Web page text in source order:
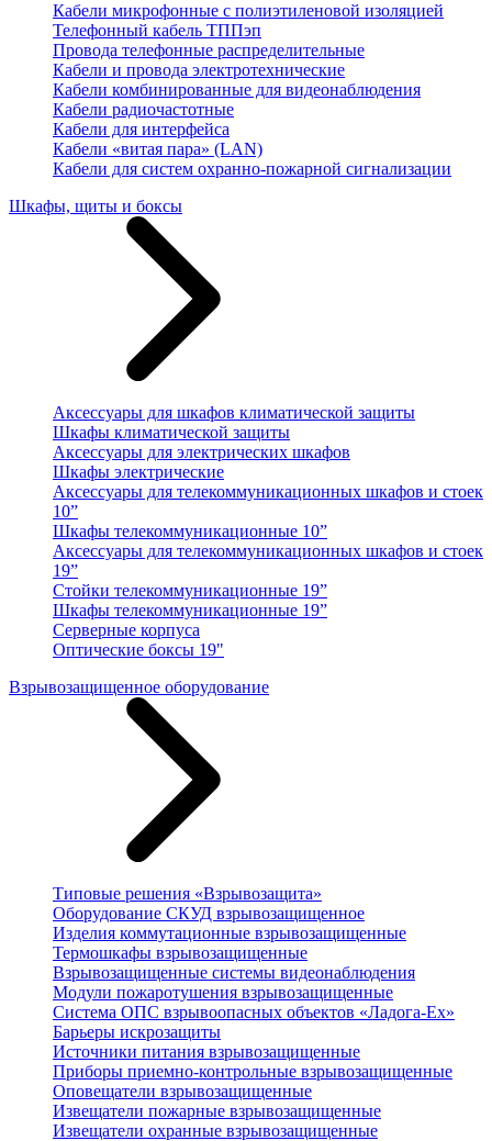
Кабели микрофонные с полиэтиленовой изоляцией
Телефонный кабель ТППэп
Провода телефонные распределительные
Кабели и провода электротехнические
Кабели комбинированные для видеонаблюдения
Кабели радиочастотные
Кабели для интерфейса
Кабели «витая пара» (LAN)
Кабели для систем охранно-пожарной сигнализации
Шкафы, щиты и боксы
Аксессуары для шкафов климатической защиты
Шкафы климатической защиты
Аксессуары для электрических шкафов
Шкафы электрические
Аксессуары для телекоммуникационных шкафов и стоек
10”
Шкафы телекоммуникационные 10”
Аксессуары для телекоммуникационных шкафов и стоек
19”
Стойки телекоммуникационные 19”
Шкафы телекоммуникационные 19”
Серверные корпуса
Оптические боксы 19"
Взрывозащищенное оборудование
Типовые решения «Взрывозащита»
Оборудование СКУД взрывозащищенное
Изделия коммутационные взрывозащищенные
Термошкафы взрывозащищенные
Взрывозащищенные системы видеонаблюдения
Модули пожаротушения взрывозащищенные
Система ОПС взрывоопасных объектов «Ладога-Ex»
Барьеры искрозащиты
Источники питания взрывозащищенные
Приборы приемно-контрольные взрывозащищенные
Оповещатели взрывозащищенные
Извещатели пожарные взрывозащищенные
Извещатели охранные взрывозащищенные